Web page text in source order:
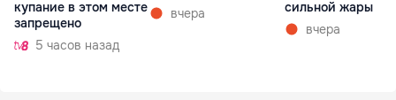
купание в этом месте
запрещено
5 часов назад
вчера
сильной жары
вчера